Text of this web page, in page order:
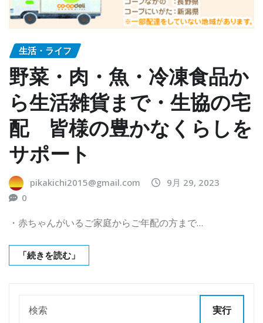
生活・ライフ
野菜・肉・魚・冷凍食品か
ら生活雑貨まで・生協の宅
配 皆様の豊かなくらしを
サポート
pikakichi2015@gmail.com
9月 29, 2023
0
・赤ちゃんがいるご家庭からご年配の方まで…
「続きを読む」
実行